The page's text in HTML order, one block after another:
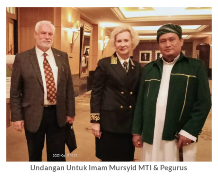
Undangan Untuk Imam Mursyid MTI & Pegurus